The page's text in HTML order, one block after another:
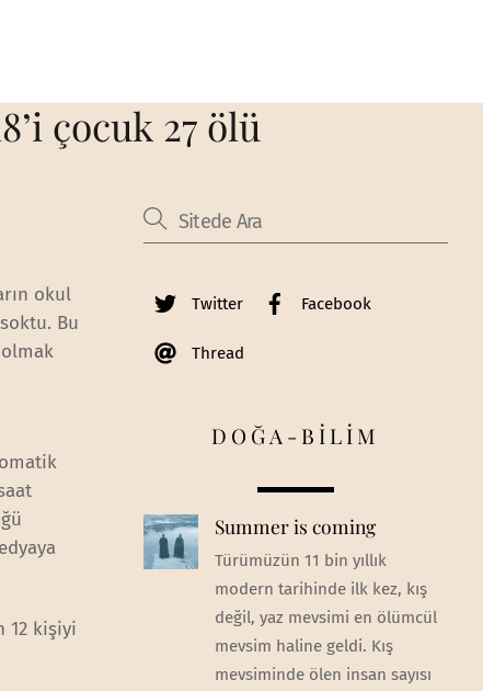
çocuk 27 ölü
okul
Bu
12 kişiyi
Twitter Facebook
Thread
DOĞA-BİLİM
Summer is coming
Türümüzün 11 bin yıllık
modern tarihinde ilk kez, kış
değil, yaz mevsimi en ölümcül
mevsim haline geldi. Kış
mevsiminde ölen insan sayısı